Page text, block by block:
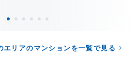
エリアのマンションを一覧で見る